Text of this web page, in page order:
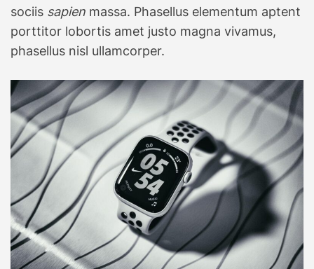
sociis sapien massa. Phasellus elementum aptent
porttitor lobortis amet justo magna vivamus,
phasellus nisl ullamcorper.